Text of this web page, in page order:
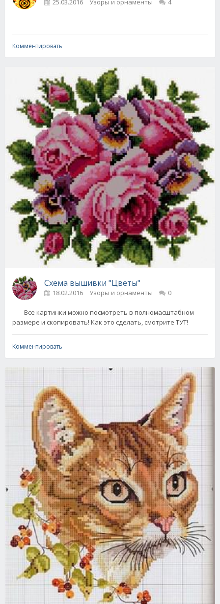
Комментировать
Схема вышивки "Цветы"
18.02.2016 Узоры и орнаменты 0
размере и скопировать! Как это сделать, смотрите ТУТ!
Комментировать